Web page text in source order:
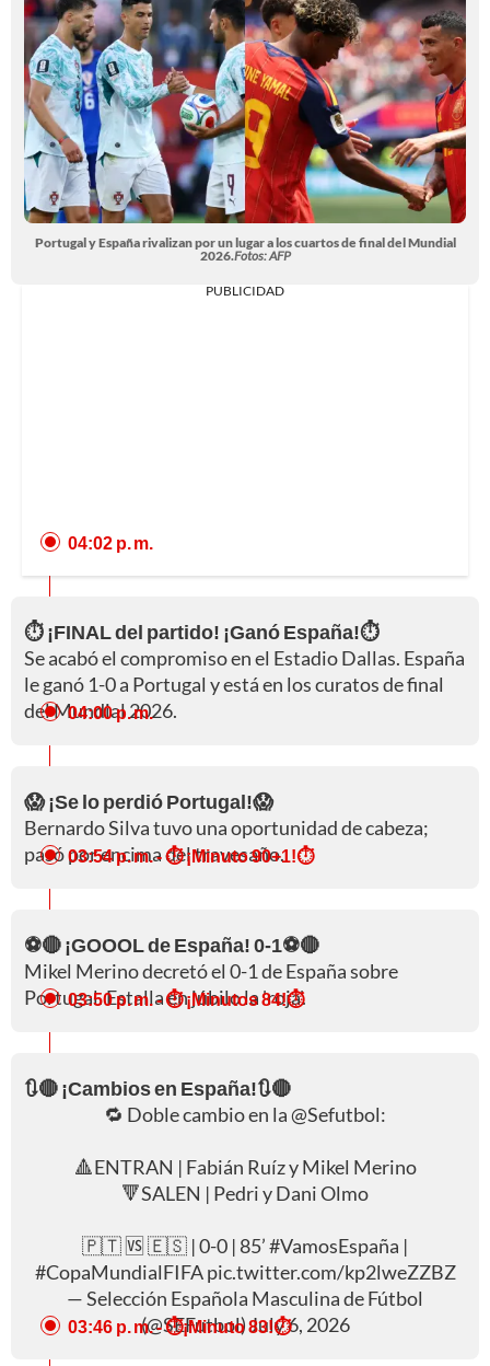
Portugal y España rivalizan por un lugar a los cuartos de final del Mundial
2026.Fotos: AFP
PUBLICIDAD
04:02 p. m.
⏱️ ¡FINAL del partido! ¡Ganó España!⏱️
Se acabó el compromiso en el Estadio Dallas. España
le ganó 1-0 a Portugal y está en los curatos de final
del Mundial 2026.
04:00 p. m.
😱 ¡Se lo perdió Portugal!😱
Bernardo Silva tuvo una oportunidad de cabeza;
pasó por encima del travesaño.
03:54 p. m.- ⏱️ ¡Minuto 90+1!⏱️
⚽🔴 ¡GOOOL de España! 0-1⚽🔴
Mikel Merino decretó el 0-1 de España sobre
Portugal. Estalla en júbilo la 'roja'.
03:50 p. m.- ⏱️ ¡Minutos 84!⏱️
🔃🔴 ¡Cambios en España!🔃🔴
🔁 Doble cambio en la@Sefutbol:
🔺ENTRAN | Fabián Ruíz y Mikel Merino
🔻SALEN | Pedri y Dani Olmo
🇵🇹 🆚 🇪🇸 | 0-0 | 85’#VamosEspaña |
#CopaMundialFIFA pic.twitter.com/kp2lweZZBZ
— Selección Española Masculina de Fútbol
(@SEFutbol)July 6, 2026
03:46 p. m.- ⏱️¡Minuto 83!⏱️